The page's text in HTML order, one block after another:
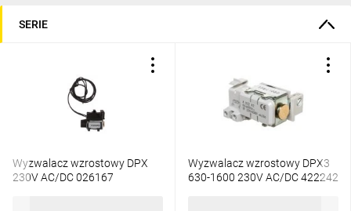
SERIE
Wyzwalacz wzrostowy DPX
230V AC/DC 026167
Wyzwalacz wzrostowy DPX3
630-1600 230V AC/DC 422242